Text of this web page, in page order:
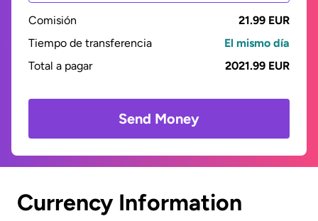
Comisión
21.99 EUR
Tiempo de transferencia
El mismo día
Total a pagar
2021.99 EUR
Send Money
Currency Information